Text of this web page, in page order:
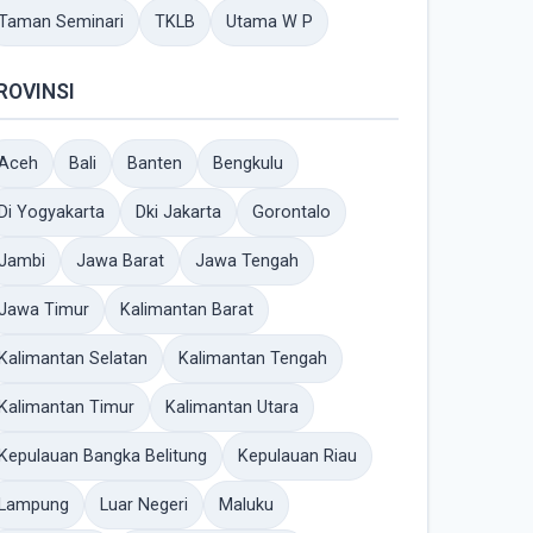
Seminari TKLB Utama W P
Bali Banten Bengkulu
Yogyakarta Dki Jakarta Gorontalo
Jawa Barat Jawa Tengah
Timur Kalimantan Barat
Selatan Kalimantan Tengah
Timur Kalimantan Utara
Bangka Belitung Kepulauan Riau
Luar Negeri Maluku